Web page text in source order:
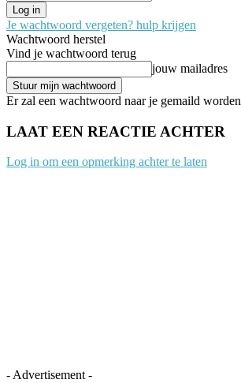
Je wachtwoord vergeten? hulp krijgen
Wachtwoord herstel
Vind je wachtwoord terug
jouw mailadres
Er zal een wachtwoord naar je gemaild worden
LAAT EEN REACTIE ACHTER
Log in om een opmerking achter te laten
- Advertisement -